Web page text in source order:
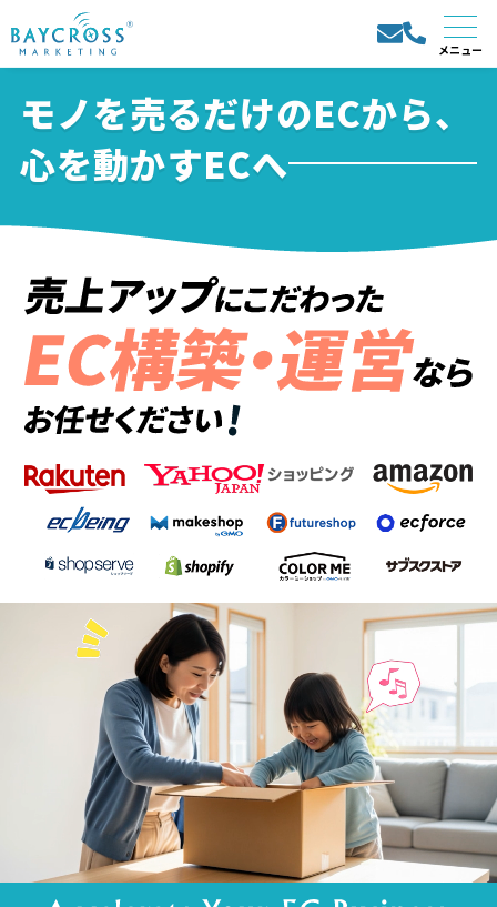
モノを売るだけのECから、
心を動かすECへ